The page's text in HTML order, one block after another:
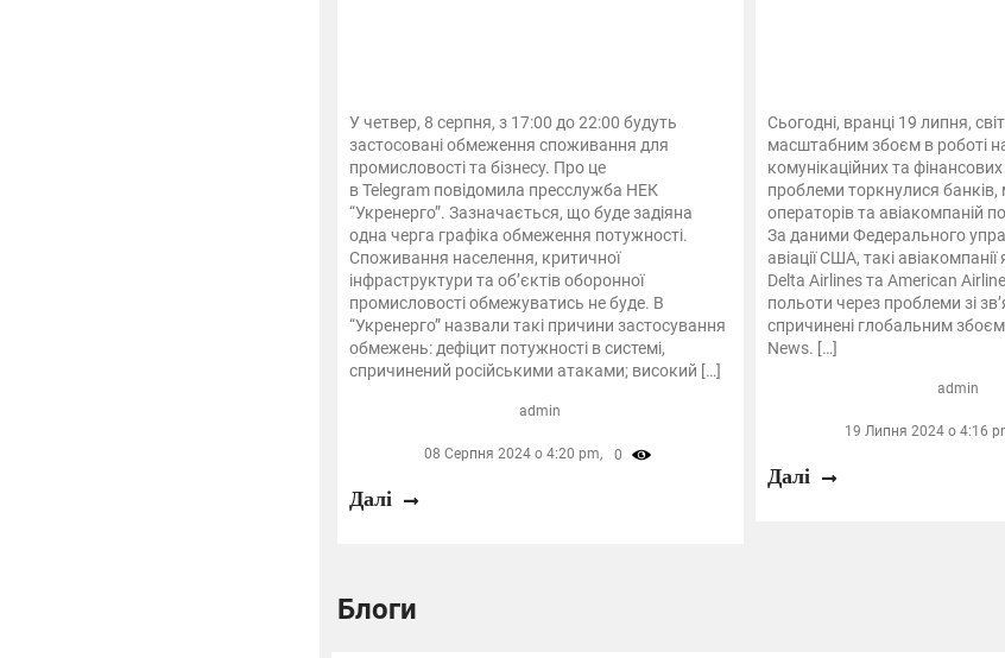
У четвер, 8 серпня, з 17:00 до 22:00 будуть
застосовані обмеження споживання для
промисловості та бізнесу. Про це
в Telegram повідомила пресслужба НЕК
“Укренерго”. Зазначається, що буде задіяна
одна черга графіка обмеження потужності.
Споживання населення, критичної
інфраструктури та об’єктів оборонної
промисловості обмежуватись не буде. В
“Укренерго” назвали такі причини застосування
обмежень: дефіцит потужності в системі,
спричинений російськими атаками; високий […]
admin
08 Серпня 2024 о 4:20 pm, 0
Далі
Сьогодні, вранці 19 липня,
масштабним збоєм в роботі
комунікаційних та
проблеми торкнулися банків,
операторів та авіакомпаній
За даними Федерального
авіації США, такі
Delta Airlines та American
польоти через проблеми зі
спричинені глобальним
News. […]
admin
19 Липня 2024 о 4:16
Далі
Блоги